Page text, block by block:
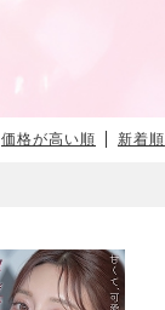
価格が高い順 新着順